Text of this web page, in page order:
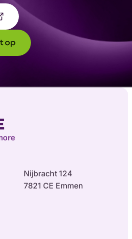
op
Nijbracht 124
7821 CE Emmen